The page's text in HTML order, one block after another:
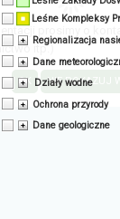
Leśne Kompleksy
Regionalizacja
Dane
Działy wodne
Ochrona przyrody
Dane geologiczne
prosimy o
itp.)